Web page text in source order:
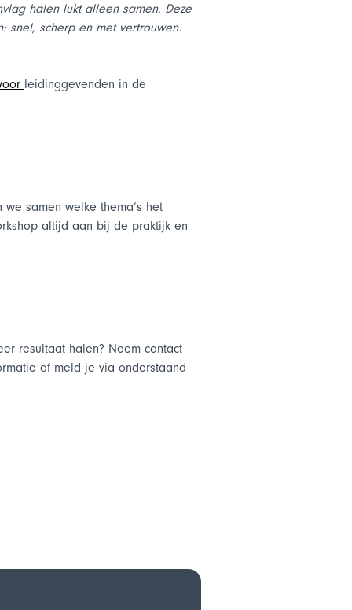
halen lukt alleen samen. Deze
snel, scherp en met vertrouwen.
leidinggevenden in de
samen welke thema’s het
altijd aan bij de praktijk en
resultaat halen? Neem contact
of meld je via onderstaand